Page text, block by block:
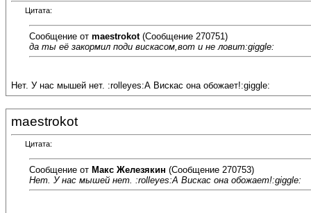
Цитата:
Сообщение от maestrokot(Сообщение 270751)
да ты её закормил поди вискасом,вот и не ловит:giggle:
Нет. У нас мышей нет. :rolleyes:А Вискас она обожает!:giggle:
maestrokot
Цитата:
Сообщение от Макс Железякин (Сообщение 270753)
Нет. У нас мышей нет. :rolleyes:А Вискас она обожает!:giggle: